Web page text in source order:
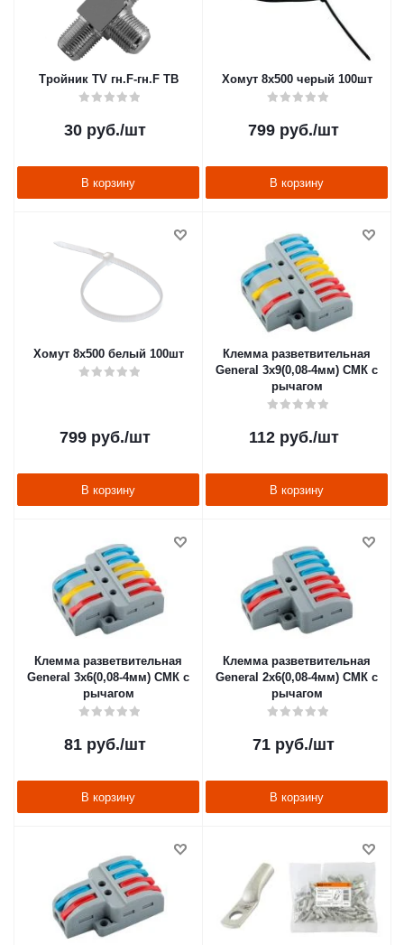
Тройник TV гн.F-гн.F ТВ
30 руб./шт
В корзину
Хомут 8х500 черый 100шт
799 руб./шт
В корзину
Хомут 8х500 белый 100шт
799 руб./шт
В корзину
Клемма разветвительная
General 3х9(0,08-4мм) СМК с
рычагом
112руб./шт
В корзину
Клемма разветвительная
General 3х6(0,08-4мм) СМК с
рычагом
81 руб./шт
В корзину
Клемма разветвительная
General 2х6(0,08-4мм) СМК с
рычагом
71 руб./шт
В корзину